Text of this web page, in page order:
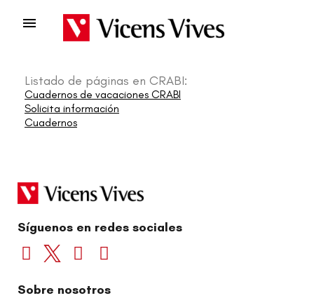

Listado de páginas en CRABI:
Cuadernos de vacaciones CRABI
Solicita información
Cuadernos
Síguenos en redes sociales
Sobre nosotros